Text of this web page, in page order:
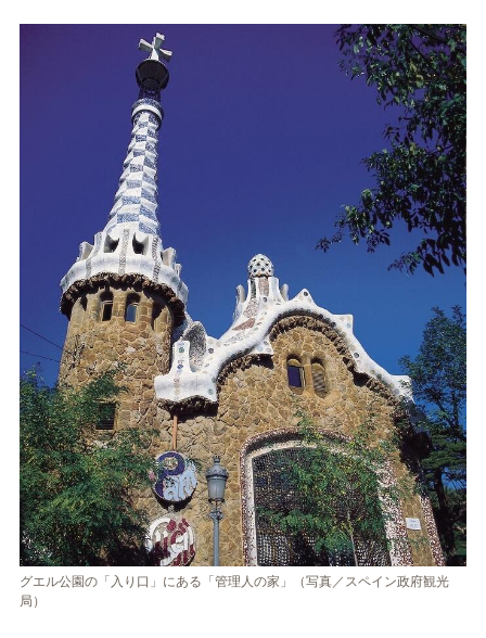
グエル公園の「入り口」にある「管理人の家」（写真／スペイン政府観光
局）